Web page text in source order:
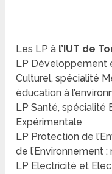
Les LP à l’IUT de
LP Développement
Culturel, spécialité
éducation à
LP Santé, spécialité
Expérimentale
LP Protection de
de l’Environnement
LP Electricité et